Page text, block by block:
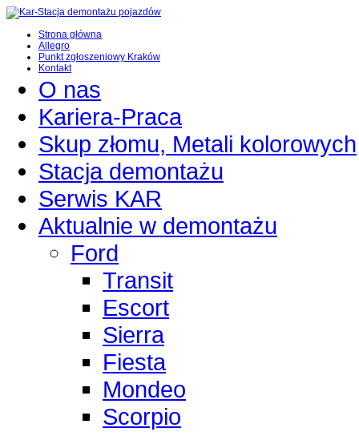
Strona główna
Allegro
Punkt zgłoszeniowy Kraków
Kontakt
O nas
Kariera-Praca
Skup złomu, Metali kolorowych
Stacja demontażu
Serwis KAR
Aktualnie w demontażu
Ford
Transit
Escort
Sierra
Fiesta
Mondeo
Scorpio